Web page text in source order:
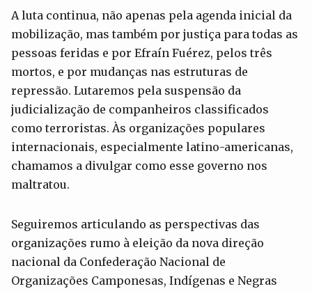
A luta continua, não apenas pela agenda inicial da
mobilização, mas também por justiça para todas as
pessoas feridas e por Efraín Fuérez, pelos três
mortos, e por mudanças nas estruturas de
repressão. Lutaremos pela suspensão da
judicialização de companheiros classificados
como terroristas. Às organizações populares
internacionais, especialmente latino-americanas,
chamamos a divulgar como esse governo nos
maltratou.
Seguiremos articulando as perspectivas das
organizações rumo à eleição da nova direção
nacional da Confederação Nacional de
Organizações Camponesas, Indígenas e Negras